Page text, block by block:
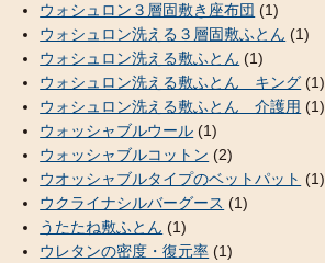
ウォシュロン３層固敷き座布団 (1)
ウォシュロン洗える３層固敷ふとん (1)
ウォシュロン洗える敷ふとん (1)
ウォシュロン洗える敷ふとん キング (1)
ウォシュロン洗える敷ふとん 介護用 (1)
ウォッシャブルウール (1)
ウォッシャブルコットン (2)
ウオッシャブルタイプのベットパット (1)
ウクライナシルバーグース (1)
うたたね敷ふとん (1)
ウレタンの密度・復元率 (1)